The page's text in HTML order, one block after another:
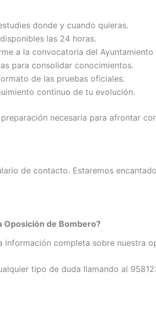
donde y cuando quieras.
las 24 horas.
a la convocatoria del Ayuntamiento
para consolidar conocimientos.
de las pruebas oficiales.
continuo de tu evolución.
necesaria para afrontar
de contacto. Estaremos
Oposición de Bombero?
información completa sobre nuestra
tipo de duda llamando al